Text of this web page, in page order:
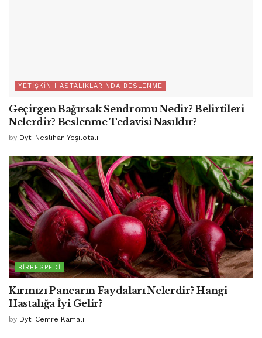
YETIŞKIN HASTALIKLARINDA BESLENME
Geçirgen Bağırsak Sendromu Nedir? Belirtileri
Nelerdir? Beslenme Tedavisi Nasıldır?
by Dyt. Neslihan Yeşilotalı
BIRBESPEDI
Kırmızı Pancarın Faydaları Nelerdir? Hangi
Hastalığa İyi Gelir?
by Dyt. Cemre Kamalı